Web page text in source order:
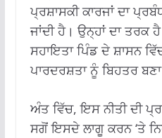
ਪ੍ਰਸ਼ਾਸਕੀ ਕਾਰਜਾਂ ਦਾ
ਜਾਂਦੀ ਹੈ। ਉਨ੍ਹਾਂ ਦਾ ਤਰਕ
ਸਹਾਇਤਾ ਪਿੰਡ ਦੇ ਸ਼ਾਸਨ
ਪਾਰਦਰਸ਼ਤਾ ਨੂੰ ਬਿਹਤਰ
ਅੰਤ ਵਿੱਚ, ਇਸ ਨੀਤੀ ਦੀ
ਸਗੋਂ ਇਸਦੇ ਲਾਗੂ ਕਰਨ ‘ਤੇ